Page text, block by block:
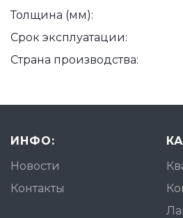
Толщина (мм):
Срок эксплуатации:
Страна производства:
ИНФО:
Новости
Контакты